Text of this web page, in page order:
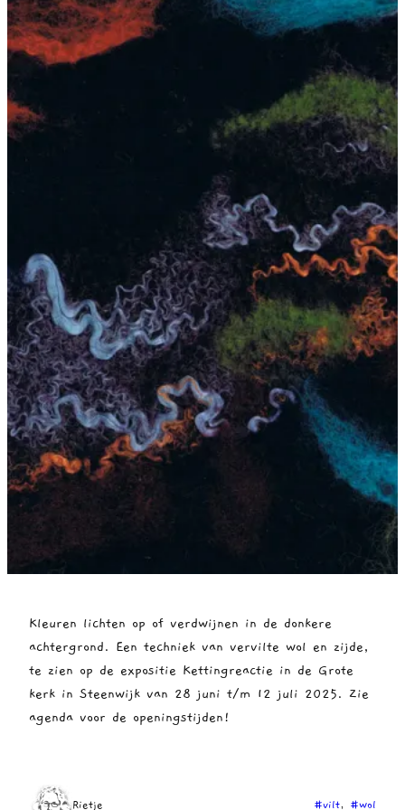
Kleuren lichten op of verdwijnen in de donkere
achtergrond. Een techniek van vervilte wol en zijde,
te zien op de expositie Kettingreactie in de Grote
kerk in Steenwijk van 28 juni t/m 12 juli 2025. Zie
agenda voor de openingstijden!
Rietje #vilt, #wol